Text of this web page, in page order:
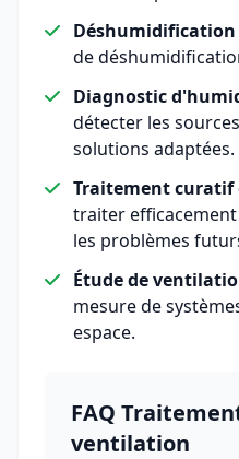
Déshumidification
de
Diagnostic
détecter les
solutions adaptées.
Traitement curatif
traiter
les problèmes
Étude de
mesure de
espace.
FAQ
ventilation